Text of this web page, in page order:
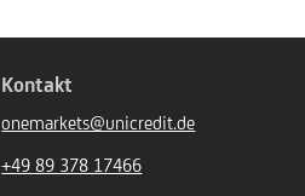
Kontakt
onemarkets@unicredit.de
+49 89 378 17466